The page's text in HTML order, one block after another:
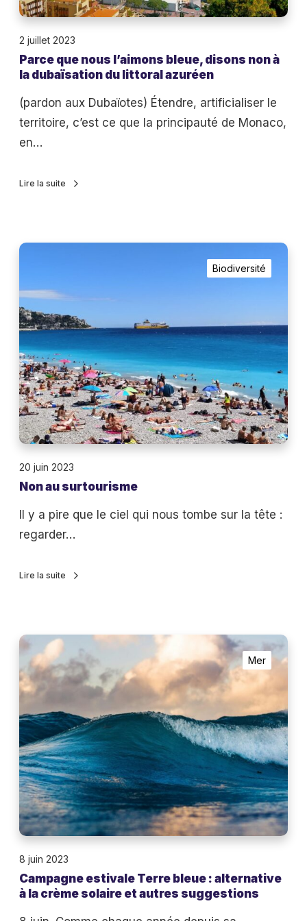
t
i
o
n
s
d
o
u
s
l
’
a
i
m
n
l
e
,
i
s
o
n
s
n
o
à
l
d
a
s
a
t
i
o
n
d
u
l
i
t
t
o
2 juillet 2023
Parce que nous l’aimons bleue, disons non à
la dubaïsation du littoral azuréen
(pardon aux Dubaïotes) Étendre, artificialiser le
territoire, c’est ce que la principauté de Monaco,
en…
Lire la suite
N
n
a
u
s
u
r
t
o
u
r
i
s
m
Biodiversité
20 juin 2023
Non au surtourisme
Il y a pire que le ciel qui nous tombe sur la tête :
regarder…
Lire la suite
C
m
a
g
n
e
e
s
i
v
a
Mer
8 juin 2023
Campagne estivale Terre bleue : alternative
à la crème solaire et autres suggestions